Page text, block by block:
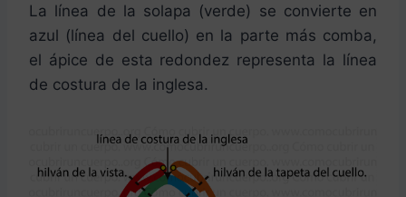
La línea de la solapa (verde) se convierte en
azul (línea del cuello) en la parte más comba,
el ápice de esta redondez representa la línea
de costura de la inglesa.